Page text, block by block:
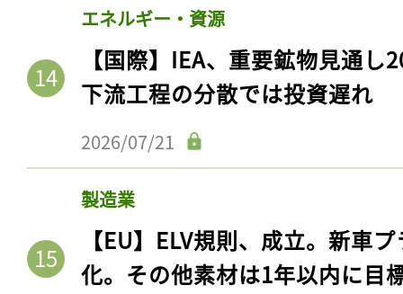
エネルギー・資源
【国際】IEA、重要鉱物見通
下流工程の分散では投資遅れ
2026/07/21
製造業
【EU】ELV規則、成立。新車
化。その他素材は1年以内に目
記事をお気に入りに
ログインが必
ログイン
会員登録